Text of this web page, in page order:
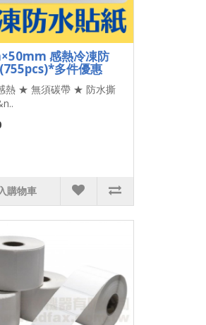
感熱冷凍防
多件優惠
熱 ★ 無須碳帶 ★ 防水撕
購物車